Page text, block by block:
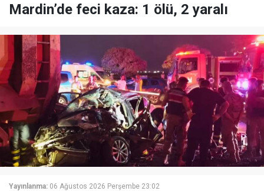
Mardin’de feci kaza: 1 ölü, 2 yaralı
Yayınlanma: 06 Ağustos 2026 Perşembe 23:02